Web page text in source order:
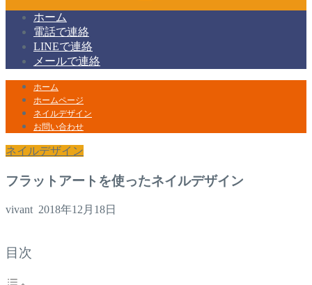
ホーム
電話で連絡
LINEで連絡
メールで連絡
ホーム
ホームページ
ネイルデザイン
お問い合わせ
ネイルデザイン
フラットアートを使ったネイルデザイン
vivant 2018年12月18日
目次